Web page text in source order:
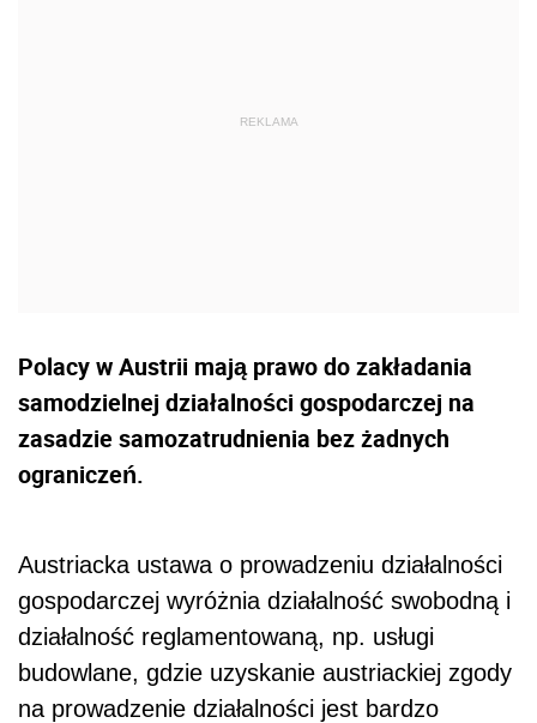
Polacy w Austrii mają prawo do zakładania
samodzielnej działalności gospodarczej na
zasadzie samozatrudnienia bez żadnych
ograniczeń.
Austriacka ustawa o prowadzeniu działalności
gospodarczej wyróżnia działalność swobodną i
działalność reglamentowaną, np. usługi
budowlane, gdzie uzyskanie austriackiej zgody
na prowadzenie działalności jest bardzo